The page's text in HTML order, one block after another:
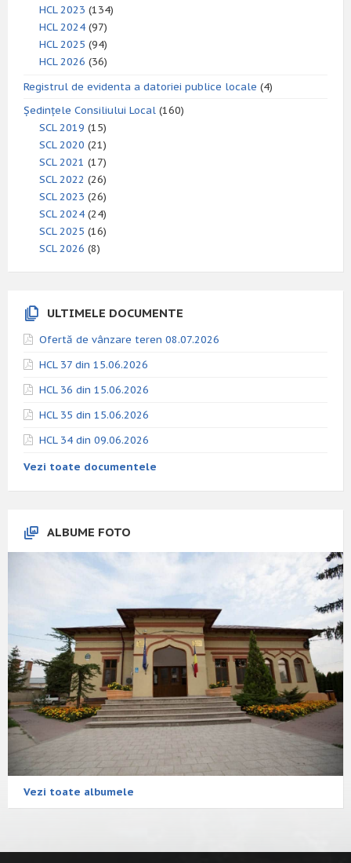
HCL 2023 (134)
HCL 2024 (97)
HCL 2025 (94)
HCL 2026 (36)
Registrul de evidenta a datoriei publice locale (4)
Ședințele Consiliului Local (160)
SCL 2019 (15)
SCL 2020 (21)
SCL 2021 (17)
SCL 2022 (26)
SCL 2023 (26)
SCL 2024 (24)
SCL 2025 (16)
SCL 2026 (8)
ULTIMELE DOCUMENTE
Ofertă de vânzare teren 08.07.2026
HCL 37 din 15.06.2026
HCL 36 din 15.06.2026
HCL 35 din 15.06.2026
HCL 34 din 09.06.2026
Vezi toate documentele
ALBUME FOTO
Vezi toate albumele